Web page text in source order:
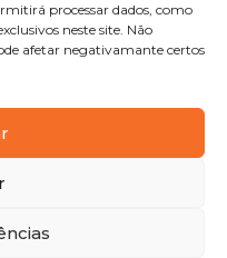
processar dados, como
neste site. Não
afetar negativamante certos
. Todos os direitos
|Termos e condições